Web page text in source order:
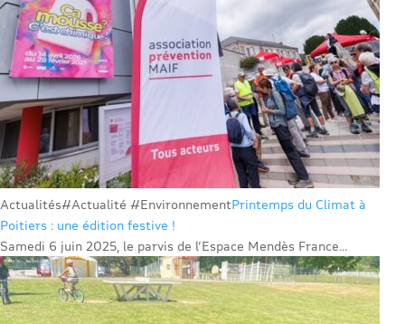
Actualités#Actualité #EnvironnementPrintemps du Climat à
Poitiers : une édition festive !
Samedi 6 juin 2025, le parvis de l’Espace Mendès France...